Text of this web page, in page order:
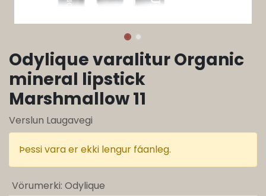
Odylique varalitur Organic
mineral lipstick
Marshmallow 11
Verslun Laugavegi
Þessi vara er ekki lengur fáanleg.
Vörumerki: Odylique